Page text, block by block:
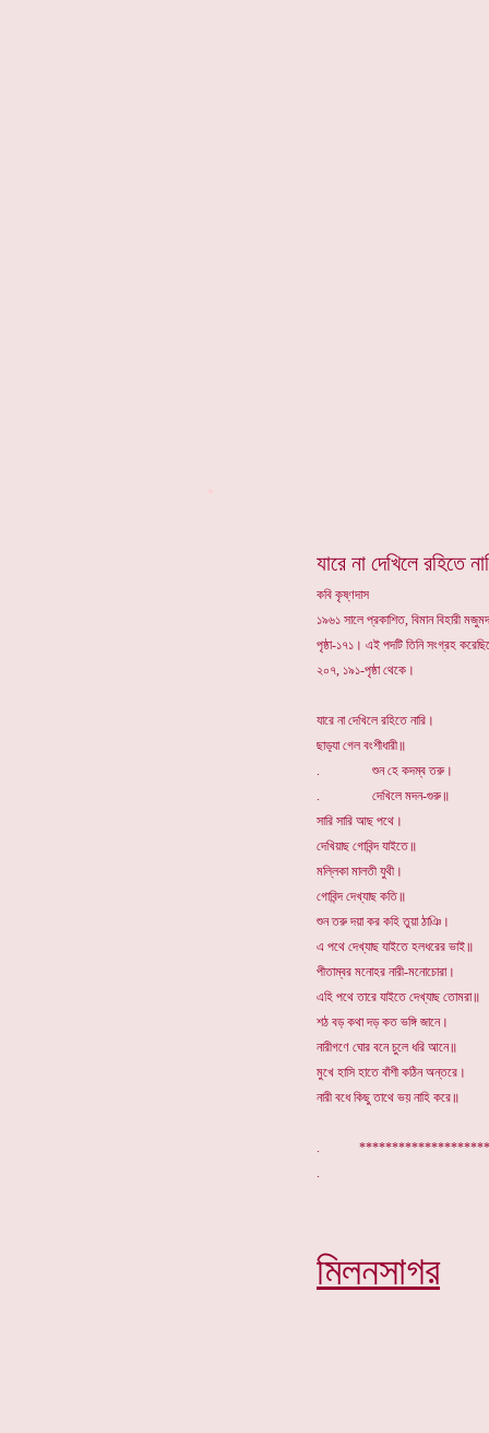
যারে না দেখিলে রহিতে
কবি কৃষ্ণদাস
১৯৬১ সালে প্রকাশিত, বিমান বিহারী
পৃষ্ঠা-১৭১। এই পদটি তিনি সংগ্রহ
২০৭, ১৯১-পৃষ্ঠা থেকে।
যারে না দেখিলে রহিতে নারি।
ছাড়্যা গেল বংশীধারী॥
. শুন হে কদম্ব তরু।
. দেখিলে মদন-গুরু॥
সারি সারি আছ পথে।
দেখিয়াছ গোবিন্দ যাইতে॥
মল্লিকা মালতী যুথী।
গোবিন্দ দেখ্যাছ কতি॥
শুন তরু দয়া কর কহি তুয়া ঠাঞি।
এ পথে দেখ্যাছ যাইতে হলধরের ভাই॥
পীতাম্বর মনোহর নারী-মনোচোরা।
এহি পথে তারে যাইতে দেখ্যাছ তোমরা॥
শঠ বড় কথা দড় কত ভঙ্গি জানে।
নারীগণে ঘোর বনে চুলে ধরি আনে॥
মুখে হাসি হাতে বাঁশী কঠিন অন্তরে।
নারী বধে কিছু তাথে ভয় নাহি করে॥
.
মিলনসাগর